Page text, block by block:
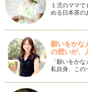
ベビーサイナーちゃん
回）
これまで過去3回にわた
ーサイナーちゃんたち
ベビーサイナーちゃん
今回も前回に続き、ア
の？？？を考えてみた
１児のママ
める日本茶の
願いをかな
の想いが、
「願いをか
私自身、この